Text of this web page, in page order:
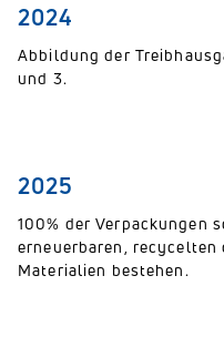
2024
Abbildung der
und 3.
2025
100% der Verpackungen
erneuerbaren, recycelten
Materialien bestehen.